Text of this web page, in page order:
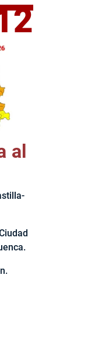
García-
al